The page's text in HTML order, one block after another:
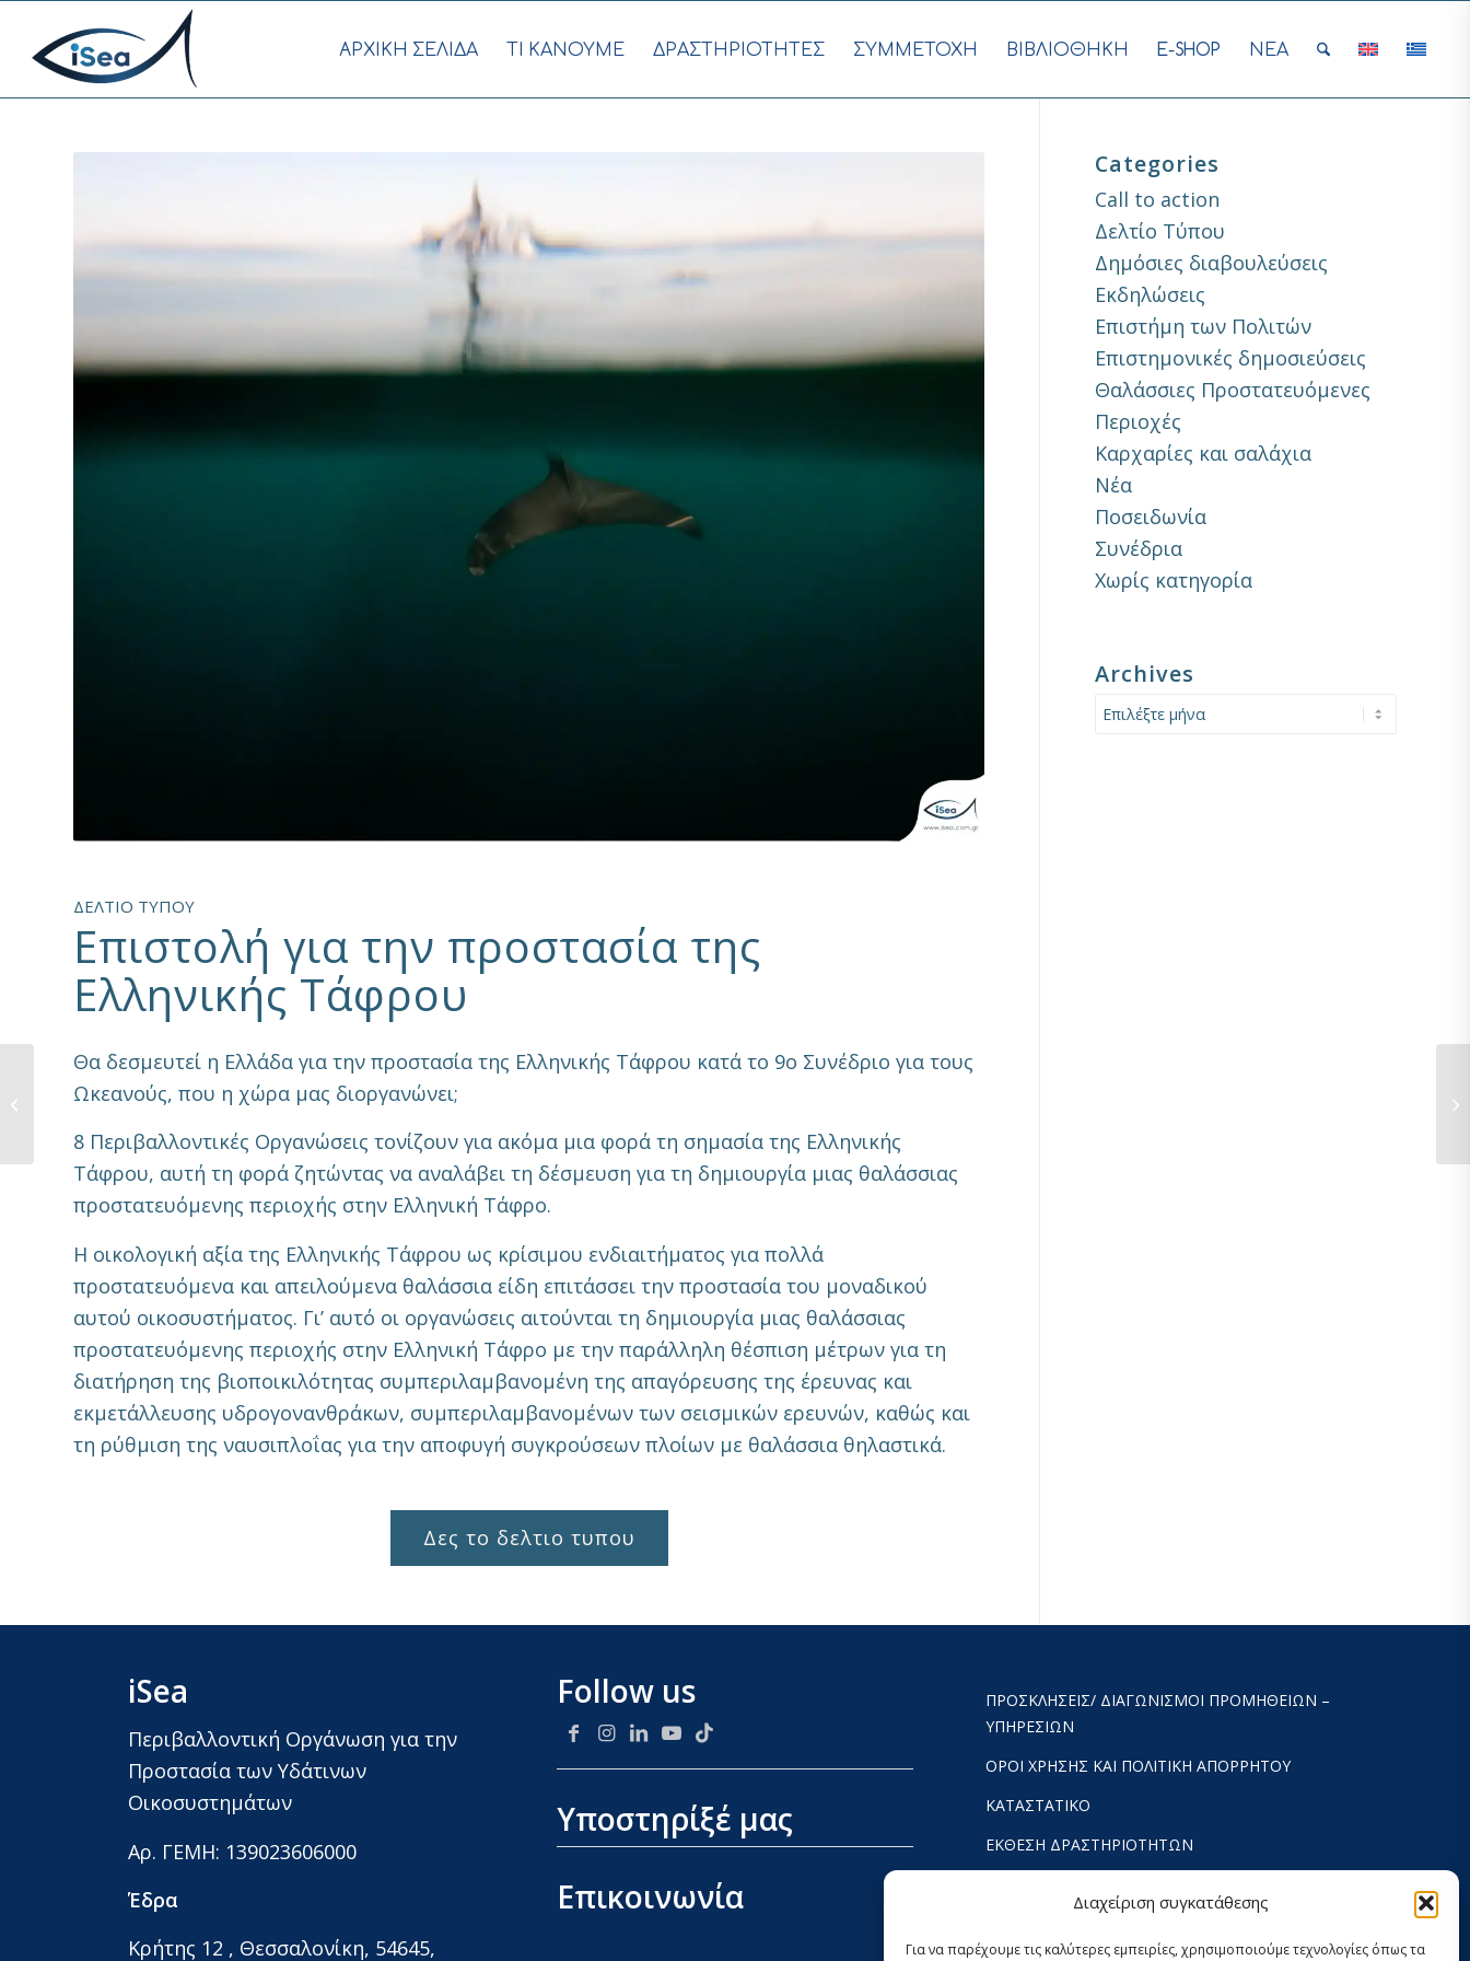
Διαχείριση συγκατάθεσης
Για να παρέχουμε τις καλύτερες εμπειρίες, χρησιμοποιούμε τεχνολογίες όπως τα
AΡΧΙΚΗ ΣΕΛΙΔΑ ΤΙ ΚΑΝΟΥΜΕ ΔΡΑΣΤΗΡΙΟΤΗΤΕΣ ΣΥΜΜΕΤΟΧΗ ΒΙΒΛΙΟΘΗΚΗ E-SHOP ΝΕΑ
ΔΕΛΤΙΟ ΤΥΠΟΥ
Επιστολή για την προστασία της
Ελληνικής Τάφρου
Θα δεσμευτεί η Ελλάδα για την προστασία της Ελληνικής Τάφρου κατά το 9ο Συνέδριο για τους
Ωκεανούς, που η χώρα μας διοργανώνει;
8 Περιβαλλοντικές Οργανώσεις τονίζουν για ακόμα μια φορά τη σημασία της Ελληνικής
Τάφρου, αυτή τη φορά ζητώντας να αναλάβει τη δέσμευση για τη δημιουργία μιας θαλάσσιας
προστατευόμενης περιοχής στην Ελληνική Τάφρο.
Η οικολογική αξία της Ελληνικής Τάφρου ως κρίσιμου ενδιαιτήματος για πολλά
προστατευόμενα και απειλούμενα θαλάσσια είδη επιτάσσει την προστασία του μοναδικού
αυτού οικοσυστήματος. Γι’ αυτό οι οργανώσεις αιτούνται τη δημιουργία μιας θαλάσσιας
προστατευόμενης περιοχής στην Ελληνική Τάφρο με την παράλληλη θέσπιση μέτρων για τη
διατήρηση της βιοποικιλότητας συμπεριλαμβανομένη της απαγόρευσης της έρευνας και
εκμετάλλευσης υδρογονανθράκων, συμπεριλαμβανομένων των σεισμικών ερευνών, καθώς και
τη ρύθμιση της ναυσιπλοΐας για την αποφυγή συγκρούσεων πλοίων με θαλάσσια θηλαστικά.
Δες το δελτιο τυπου
Categories
Call to action
Δελτίο Τύπου
Δημόσιες διαβουλεύσεις
Εκδηλώσεις
Επιστήμη των Πολιτών
Επιστημονικές δημοσιεύσεις
Θαλάσσιες Προστατευόμενες
Περιοχές
Καρχαρίες και σαλάχια
Νέα
Ποσειδωνία
Συνέδρια
Χωρίς κατηγορία
Archives
iSea
Περιβαλλοντική Οργάνωση για την
Προστασία των Υδάτινων
Οικοσυστημάτων
Αρ. ΓΕΜΗ: 139023606000
Έδρα
Κρήτης 12 , Θεσσαλονίκη, 54645,
Follow us
Υποστηρίξέ μας
Επικοινωνία
ΠΡΟΣΚΛΉΣΕΙΣ/ ΔΙΑΓΩΝΙΣΜΟΊ ΠΡΟΜΉΘΕΙΩΝ –
ΥΠΗΡΕΣΙΏΝ
ΟΡΟΙ ΧΡΗΣΗΣ ΚΑΙ ΠΟΛΙΤΙΚΗ ΑΠΟΡΡΗΤΟΥ
ΚΑΤΑΣΤΑΤΙΚΌ
ΕΚΘΕΣΗ ΔΡΑΣΤΗΡΙΟΤΗΤΩΝ
New report on
Posidonia meadows in
stresses the need for
urgent...